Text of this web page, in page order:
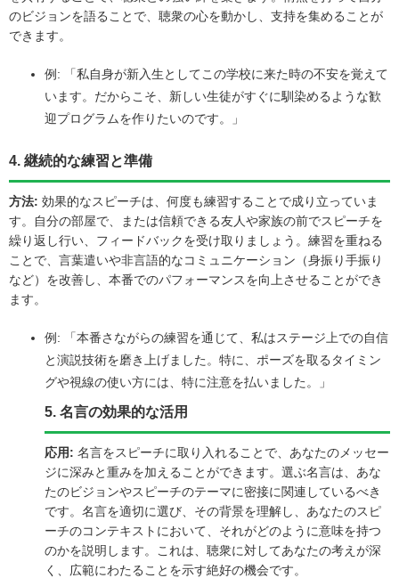
のビジョンを語ることで、聴衆の心を動かし、支持を集めることが
できます。
例: 「私自身が新入生としてこの学校に来た時の不安を覚えて
います。だからこそ、新しい生徒がすぐに馴染めるような歓
迎プログラムを作りたいのです。」
4. 継続的な練習と準備
方法: 効果的なスピーチは、何度も練習することで成り立っていま
す。自分の部屋で、または信頼できる友人や家族の前でスピーチを
繰り返し行い、フィードバックを受け取りましょう。練習を重ねる
ことで、言葉遣いや非言語的なコミュニケーション（身振り手振り
など）を改善し、本番でのパフォーマンスを向上させることができ
ます。
例: 「本番さながらの練習を通じて、私はステージ上での自信
と演説技術を磨き上げました。特に、ポーズを取るタイミン
グや視線の使い方には、特に注意を払いました。」
5. 名言の効果的な活用
応用: 名言をスピーチに取り入れることで、あなたのメッセー
ジに深みと重みを加えることができます。選ぶ名言は、あな
たのビジョンやスピーチのテーマに密接に関連しているべき
です。名言を適切に選び、その背景を理解し、あなたのスピ
ーチのコンテキストにおいて、それがどのように意味を持つ
のかを説明します。これは、聴衆に対してあなたの考えが深
く、広範にわたることを示す絶好の機会です。